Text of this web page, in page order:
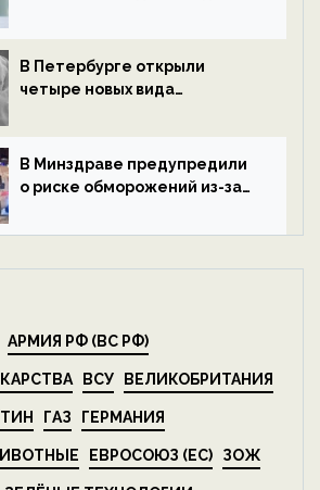
В Петербурге открыли
четыре новых вида
экологии на ECOportal
В Минздраве предупредили
о риске обморожений из-за
на ECOportal
АРМИЯ РФ (ВС РФ)
ВСУ ВЕЛИКОБРИТАНИЯ
ГАЗ ГЕРМАНИЯ
ЕВРОСОЮЗ (ЕС) ЗОЖ